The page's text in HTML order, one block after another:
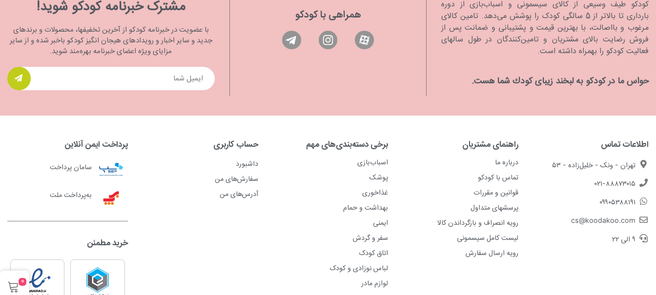
كودكو طیف وسیعی از کالای سیسمونی و اسباب‌بازی از دوره
بارداری تا بالاتر از 5 سالگی کودک را پوشش می‌دهد. تامین کالای
مرغوب و بااصالت، با بهترین قیمت و پشتیبانی و ضمانت پس از
فروش رضایت بالای مشتریان و تامین‌کنندگان در طول سالهای
فعالیت کودکو را بهمراه داشته است.
حواس ما در كودكو به لبخند زیبای كودك شما هست.
همراهی با کودکو مشترک خبرنامه کودکو شوید!
با عضویت در خبرنامه کودکو از آخرین تخفیفها، محصولات و برندهای
جدید و سایر اخبار و رویدادهای هیجان انگیز کودکو باخبر شده و از سایر
مزایای ویژه اعضای خبرنامه بهره‌مند شوید.
اطلاعات تماس
تهران - ونک - خلیل‌زاده - ۵۳
۰۲۱-۸۸۸۷۳۰۱۵
۰۹۹۰۵۳۸۸۱۹۱
cs@koodakoo.com
۹ الی ۲۲
راهنمای مشتریان
درباره ما
تماس با کودکو
قوانین و مقررات
پرسشهای متداول
رویه انصراف و بازگرداندن کالا
لیست کامل سیسمونی
رویه ارسال سفارش
برخی دسته‌بندی‌های مهم
اسباب‌بازی
پوشک
غذاخوری
بهداشت و حمام
ایمنی
سفر و گردش
اتاق کودک
لباس نوزادی و کودک
لوازم مادر
حساب کاربری
داشبورد
سفارش‌های من
آدرس‌های من
پرداخت ایمن آنلاین
سامان پرداخت
به‌پرداخت ملت
خرید مطمئن
0